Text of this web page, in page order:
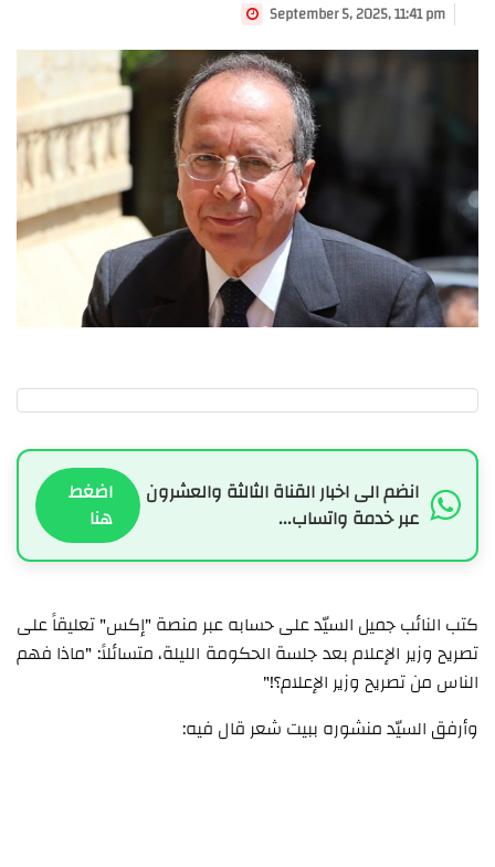
September 5, 2025, 11:41 pm
انضم الى اخبار القناة الثالثة والعشرون
عبر خدمة واتساب...
اضغط
هنا
كتب النائب جميل السيّد على حسابه عبر منصة "إكس" تعليقاً على
تصريح وزير الإعلام بعد جلسة الحكومة الليلة، متسائلاً: "ماذا فهم
الناس من تصريح وزير الإعلام؟!"
وأرفق السيّد منشوره ببيت شعر قال فيه: